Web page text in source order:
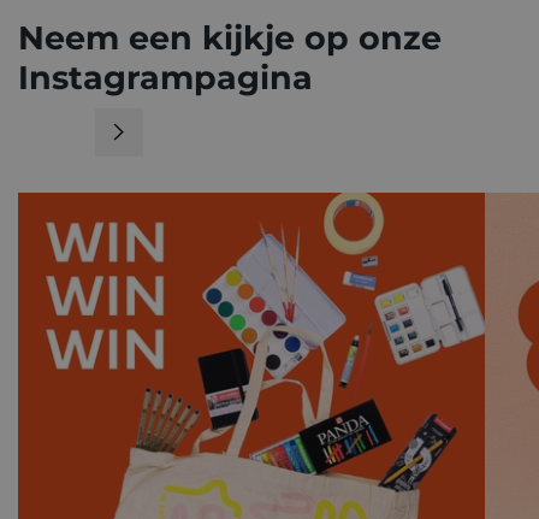
Neem een kijkje op onze
Instagrampagina